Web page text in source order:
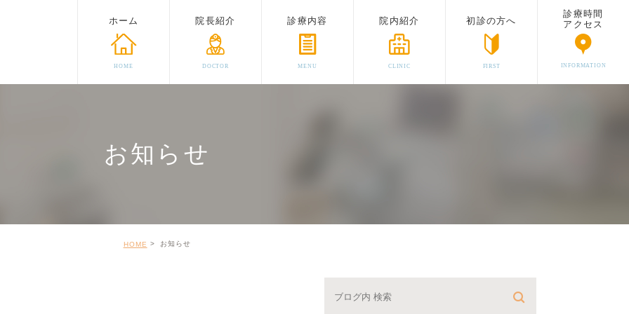
ホーム
HOME
院長紹介
DOCTOR
診療内容
MENU
院内紹介
CLINIC
初診の方へ
FIRST
診療時間
アクセス
INFORMATION
お知らせ
HOME お知らせ